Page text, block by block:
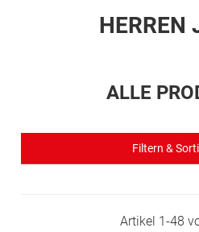
HERREN
ALLE
Filtern &
Artikel 1-48